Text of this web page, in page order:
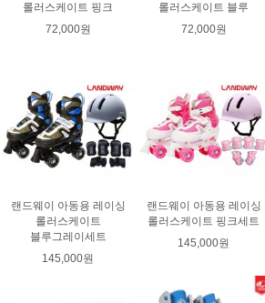
롤러스케이트 핑크
72,000원
롤러스케이트 블루
72,000원
랜드웨이 아동용 레이싱
롤러스케이트
블루그레이세트
145,000원
랜드웨이 아동용 레이싱
롤러스케이트 핑크세트
145,000원